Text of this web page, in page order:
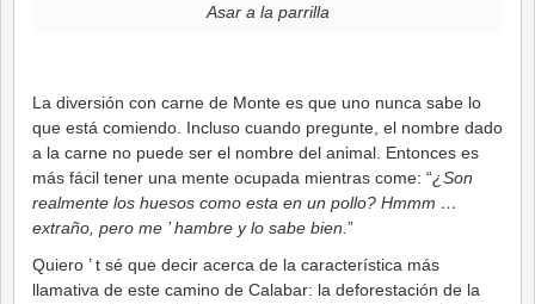
Asar a la parrilla
La diversión con carne de Monte es que uno nunca sabe lo
que está comiendo. Incluso cuando pregunte, el nombre dado
a la carne no puede ser el nombre del animal. Entonces es
más fácil tener una mente ocupada mientras come: “¿Son
realmente los huesos como esta en un pollo? Hmmm …
extraño, pero me ’ hambre y lo sabe bien. ”
Quiero ’ t sé que decir acerca de la característica más
llamativa de este camino de Calabar: la deforestación de la